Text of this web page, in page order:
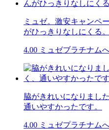
ミュゼ。激安キャンペ
がひっきりなしにくる。
4.00 ミュゼブラチナム
脇がきれいになりまし
通いやすかったです。
4.00 ミュゼプラチナム